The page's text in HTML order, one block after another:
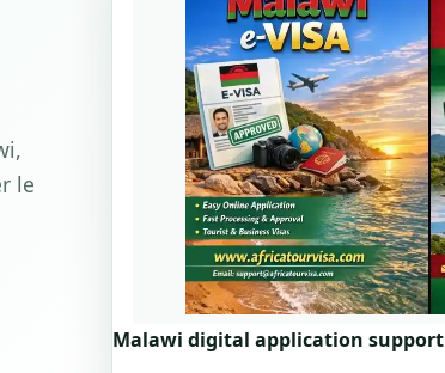
le
Malawi digital application support